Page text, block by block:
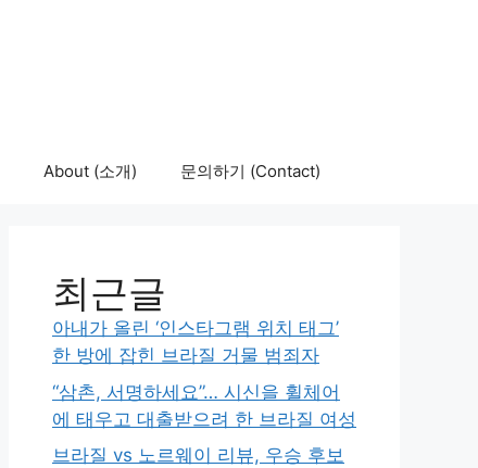
About (소개) 문의하기 (Contact)
최근글
아내가 올린 ‘인스타그램 위치 태그’
한 방에 잡힌 브라질 거물 범죄자
“삼촌, 서명하세요”… 시신을 휠체어
에 태우고 대출받으려 한 브라질 여성
브라질 vs 노르웨이 리뷰, 우승 후보